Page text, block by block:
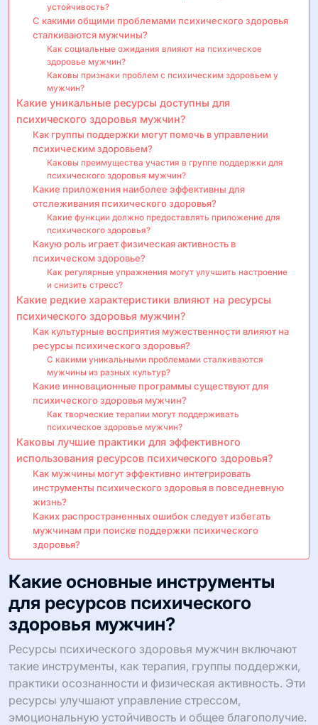
устойчивость?
С какими общими проблемами психического здоровья
сталкиваются мужчины?
Как социальные ожидания влияют на психическое
здоровье мужчин?
Каковы признаки проблем с психическим здоровьем у
мужчин?
Какие уникальные ресурсы доступны для
психического здоровья мужчин?
Как группы поддержки могут помочь в управлении
психическим здоровьем?
Каковы преимущества участия в группе поддержки для
психического здоровья мужчин?
Какие приложения наиболее эффективны для
отслеживания психического здоровья?
Какие функции должно предоставлять приложение для
психического здоровья?
Какую роль играет физическая активность в
психическом здоровье?
Как регулярные упражнения могут улучшить настроение
и снизить стресс?
Какие редкие характеристики влияют на ресурсы
психического здоровья мужчин?
Как культурные восприятия мужественности влияют на
ресурсы психического здоровья?
С какими уникальными проблемами сталкиваются
мужчины из разных культур?
Какие инновационные программы существуют для
психического здоровья мужчин?
Как творческие терапии могут поддерживать
психическое здоровье мужчин?
Каковы лучшие практики для эффективного
использования ресурсов психического здоровья?
Как мужчины могут эффективно интегрировать
инструменты психического здоровья в повседневную
жизнь?
Каких распространенных ошибок следует избегать
мужчинам при поиске поддержки психического
здоровья?
Какие основные инструменты
для ресурсов психического
здоровья мужчин?
Ресурсы психического здоровья мужчин включают
такие инструменты, как терапия, группы поддержки,
практики осознанности и физическая активность. Эти
ресурсы улучшают управление стрессом,
эмоциональную устойчивость и общее благополучие.